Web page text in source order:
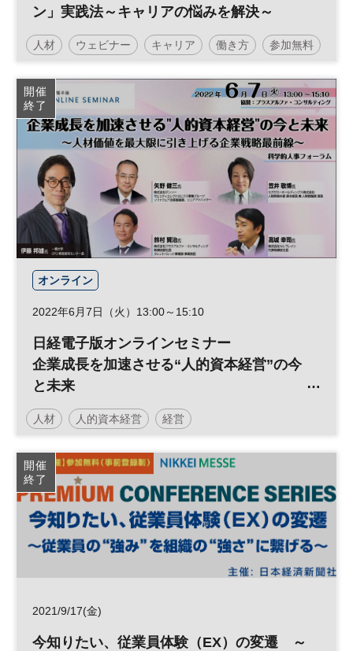
ン」実践法～キャリアの悩みを解決～
人材 ウェビナー キャリア 働き方 参加無料
開催
終了
オンライン
2022年6月7日（火）13:00～15:10
日経電子版オンラインセミナー
企業成長を加速させる“人的資本経営”の今
と未来
～人材価値を最大限に引き上げる企業戦略
最前線～
人材 人的資本経営 経営
日経オンラインセミナー
開催
終了
2021/9/17(金)
今知りたい、従業員体験（EX）の変遷 ～